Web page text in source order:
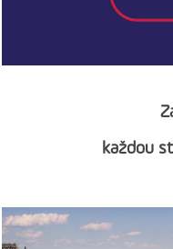
každou